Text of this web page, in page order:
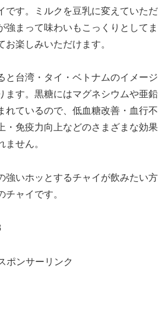
です。ミルクを豆乳に変えていただ
強まって味わいもこっくりとしてま
お楽しみいただけます。
と台湾・タイ・ベトナムのイメージ
ます。黒糖にはマグネシウムや亜鉛
れているので、低血糖改善・血行不
・免疫力向上などのさまざまな効果
ません。
強いホッとするチャイが飲みたい方
チャイです。
ポンサーリンク